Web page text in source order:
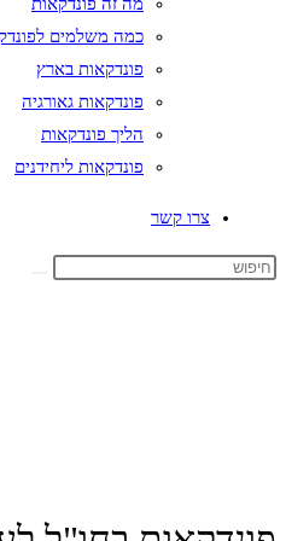
כמה משלמים
פונדקאות בארץ
פונדקאות גאורגיה
הליך פונדקאות
פונדקאות ליחידנים
צרו קשר